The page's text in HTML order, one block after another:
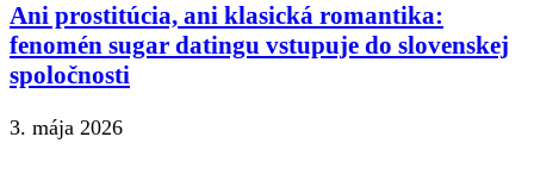
Ani prostitúcia, ani klasická romantika:
fenomén sugar datingu vstupuje do slovenskej
spoločnosti
3. mája 2026